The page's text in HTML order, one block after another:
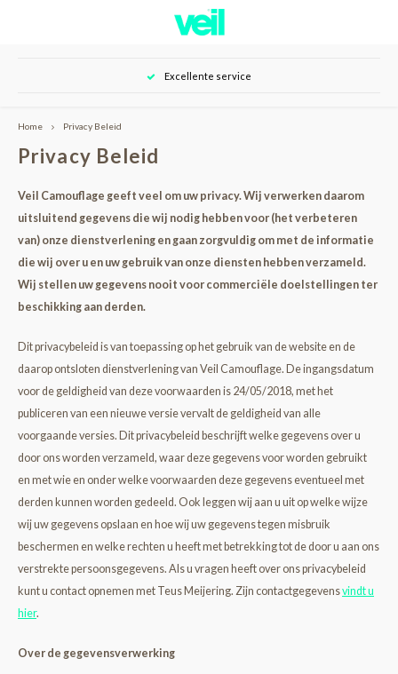
Hoofdmenu / shop
Nieuwe klant
Huid camouflage
Huidverzorging
Tattoo camouflage
Hoofdmenu / over veil
Onze klanten
Tutorials
Resultaten
Contact
Excellente service
Home Privacy Beleid
Privacy Beleid
Veil Camouflage geeft veel om uw privacy. Wij verwerken daarom
uitsluitend gegevens die wij nodig hebben voor (het verbeteren
van) onze dienstverlening en gaan zorgvuldig om met de informatie
die wij over u en uw gebruik van onze diensten hebben verzameld.
Wij stellen uw gegevens nooit voor commerciële doelstellingen ter
beschikking aan derden.
Dit privacybeleid is van toepassing op het gebruik van de website en de
daarop ontsloten dienstverlening van Veil Camouflage. De ingangsdatum
voor de geldigheid van deze voorwaarden is 24/05/2018, met het
publiceren van een nieuwe versie vervalt de geldigheid van alle
voorgaande versies. Dit privacybeleid beschrijft welke gegevens over u
door ons worden verzameld, waar deze gegevens voor worden gebruikt
en met wie en onder welke voorwaarden deze gegevens eventueel met
derden kunnen worden gedeeld. Ook leggen wij aan u uit op welke wijze
wij uw gegevens opslaan en hoe wij uw gegevens tegen misbruik
beschermen en welke rechten u heeft met betrekking tot de door u aan ons
verstrekte persoonsgegevens. Als u vragen heeft over ons privacybeleid
kunt u contact opnemen met Teus Meijering. Zijn contactgegevensvindt u
hier.
Over de gegevensverwerking